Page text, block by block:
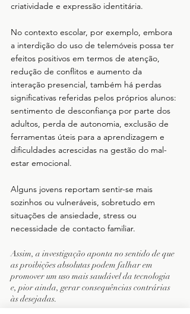
criatividade e expressão identitária.
No contexto escolar, por exemplo, embora
a interdição do uso de telemóveis possa ter
efeitos positivos em termos de atenção,
redução de conflitos e aumento da
interação presencial, também há perdas
significativas referidas pelos próprios alunos:
sentimento de desconfiança por parte dos
adultos, perda de autonomia, exclusão de
ferramentas úteis para a aprendizagem e
dificuldades acrescidas na gestão do mal-
estar emocional.
Alguns jovens reportam sentir-se mais
sozinhos ou vulneráveis, sobretudo em
situações de ansiedade, stress ou
necessidade de contacto familiar.
Assim, a investigação aponta no sentido de que
as proibições absolutas podem falhar em
promover um uso mais saudável da tecnologia
e, pior ainda, gerar consequências contrárias
às desejadas.